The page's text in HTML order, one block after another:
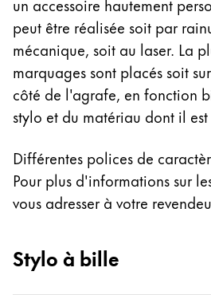
Thailand
ไทย
Vietnam
Tiếng Việt
Cambodia
Malaysia
English
Cette région répertorie les
Océanie
peut être réalisée soit par
mécanique, soit au laser. La
marquages sont placés soit
côté de l'agrafe, en fonction
stylo et du matériau dont il
Différentes polices de
Pour plus d'informations sur
vous adresser à votre
Stylo à bille